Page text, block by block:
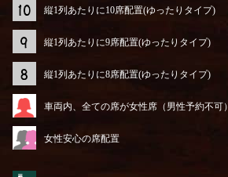
縦1列あたりに10席配置(ゆったりタイプ)
縦1列あたりに9席配置(ゆったりタイプ)
縦1列あたりに8席配置(ゆったりタイプ)
車両内、全ての席が女性席（男性予約不可）
女性安心の席配置